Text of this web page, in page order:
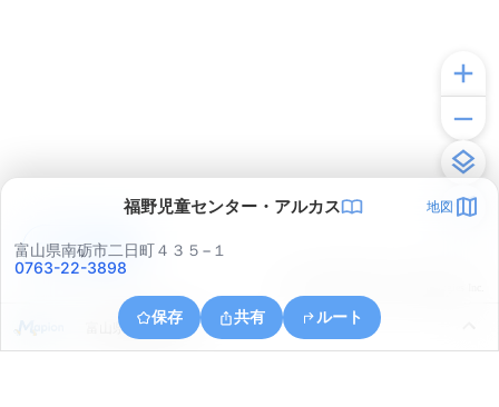
福野児童センター・アルカス 地図
富山県南砺市二日町４３５−１
0763-22-3898
保存 共有 ルート
富山県南砺市安居
アプリで見る